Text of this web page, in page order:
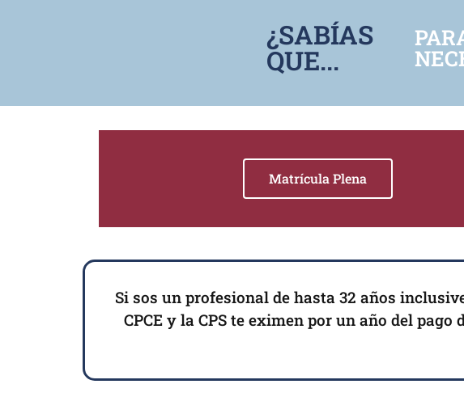
¿SABÍAS
QUE...
Matrícula Plena
Si sos un profesional de hasta 32 años
CPCE y la CPS te eximen por un año del